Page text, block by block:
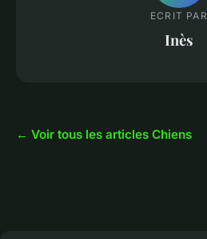
ECRIT PAR
Inès
← Voir tous les articles Chiens